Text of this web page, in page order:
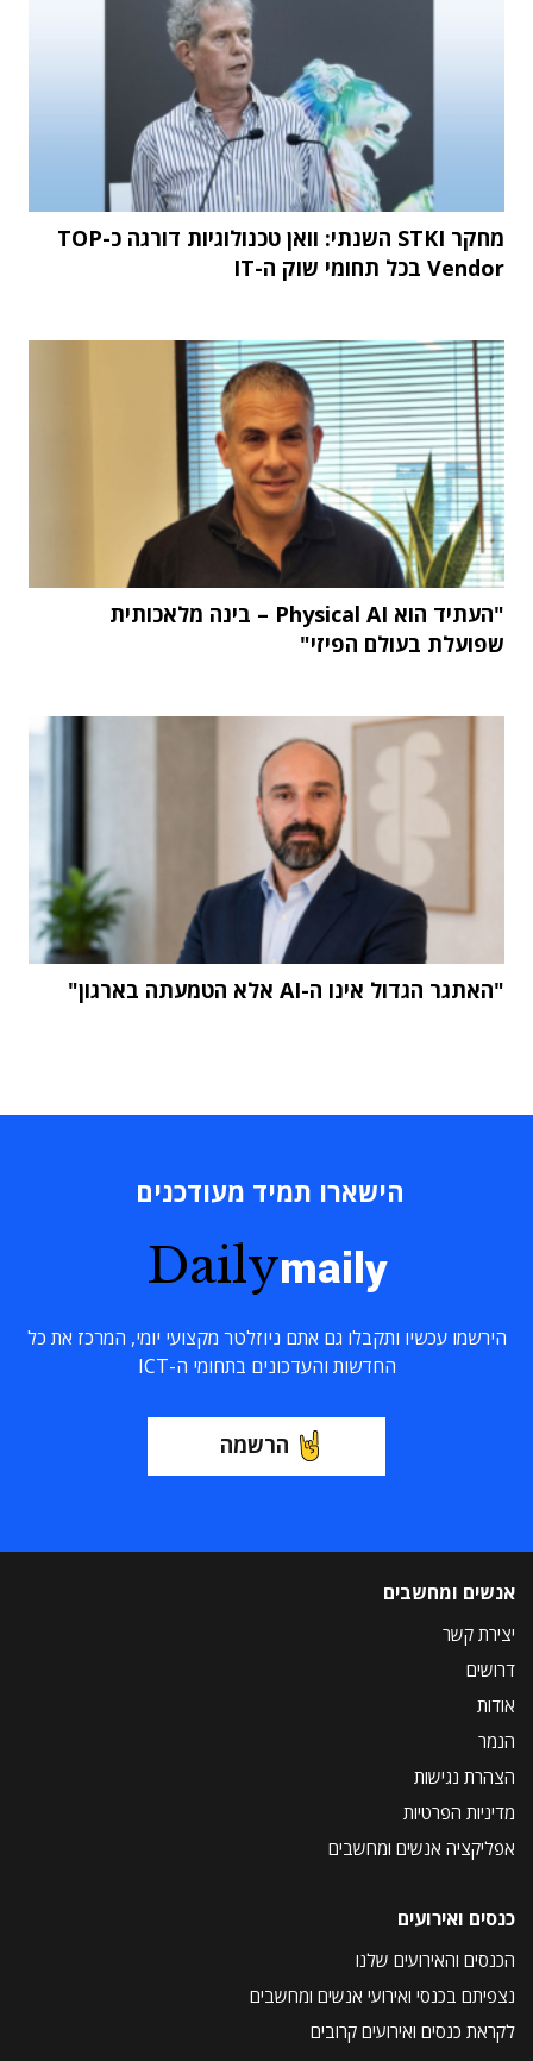
מחקר STKI השנתי: וואן טכנולוגיות דורגה כ-TOP
Vendor בכל תחומי שוק ה-IT
"העתיד הוא Physical AI – בינה מלאכותית
שפועלת בעולם הפיזי"
"האתגר הגדול אינו ה-AI אלא הטמעתה בארגון"
הישארו תמיד מעודכנים
Dailymaily
הירשמו עכשיו ותקבלו גם אתם ניוזלטר מקצועי יומי, המרכז את כל
החדשות והעדכונים בתחומי ה-ICT
הרשמה
אנשים ומחשבים
יצירת קשר
דרושים
אודות
הנמר
הצהרת נגישות
מדיניות הפרטיות
אפליקציה אנשים ומחשבים
כנסים ואירועים
הכנסים והאירועים שלנו
נצפיתם בכנסי ואירועי אנשים ומחשבים
לקראת כנסים ואירועים קרובים